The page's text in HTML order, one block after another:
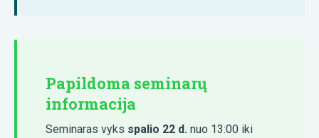
Papildoma seminarų
informacija
Seminaras vyks spalio 22 d. nuo 13:00 iki